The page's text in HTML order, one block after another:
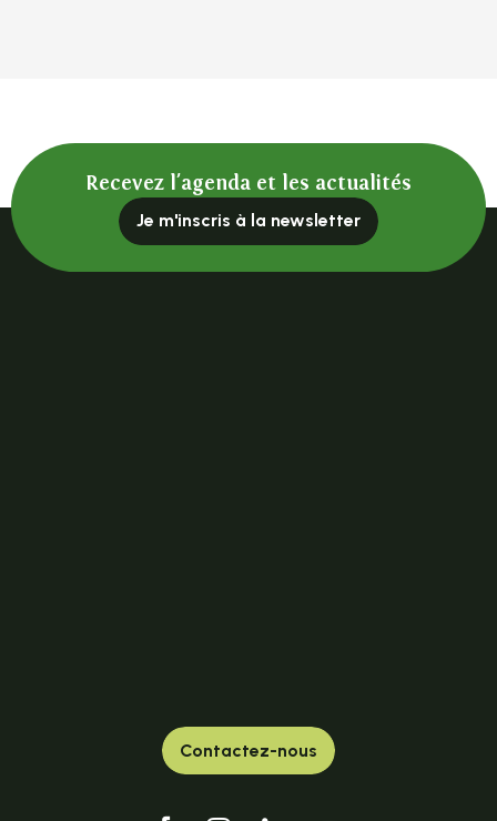
Recevez l'agenda et les actualités
Je m'inscris à la newsletter
Contactez-nous